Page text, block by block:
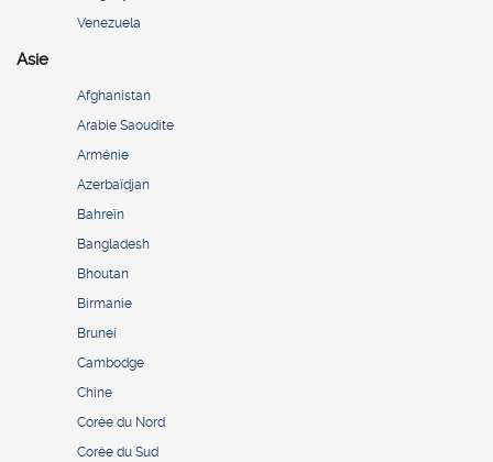
Venezuela
Asie
Afghanistan
Arabie Saoudite
Arménie
Azerbaïdjan
Bahreïn
Bangladesh
Bhoutan
Birmanie
Brunei
Cambodge
Chine
Corée du Nord
Corée du Sud